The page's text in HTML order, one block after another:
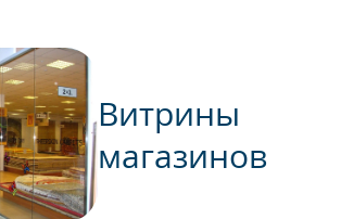
Витрины
магазинов